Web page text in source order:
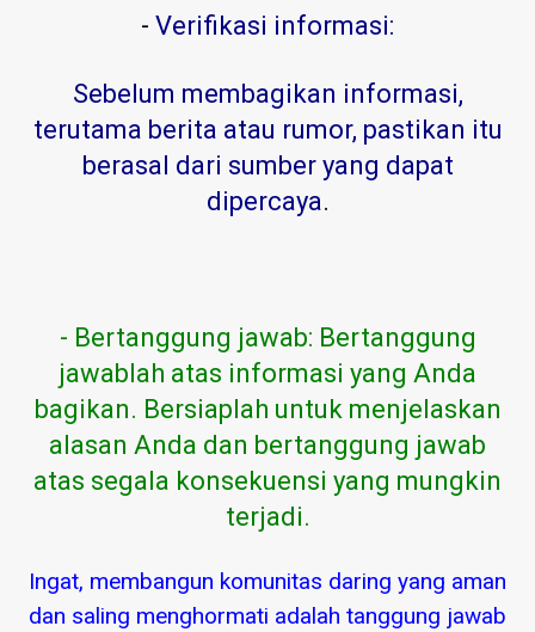
- Verifikasi informasi:
Sebelum membagikan informasi,
terutama berita atau rumor, pastikan itu
berasal dari sumber yang dapat
dipercaya.
- Bertanggung jawab: Bertanggung
jawablah atas informasi yang Anda
bagikan. Bersiaplah untuk menjelaskan
alasan Anda dan bertanggung jawab
atas segala konsekuensi yang mungkin
terjadi.
Ingat, membangun komunitas daring yang aman
dan saling menghormati adalah tanggung jawab